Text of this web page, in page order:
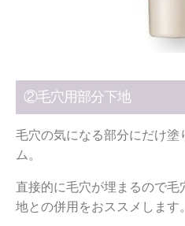
②毛穴用部分下地
毛穴の気になる部分にだけ塗
ム。
直接的に毛穴が埋まるので
地との併用をおススメします。